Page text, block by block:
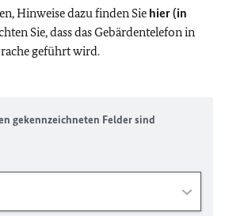
Hinweise dazu finden Sie hier (in
Sie, dass das Gebärdentelefon in
geführt wird.
gekennzeichneten Felder sind